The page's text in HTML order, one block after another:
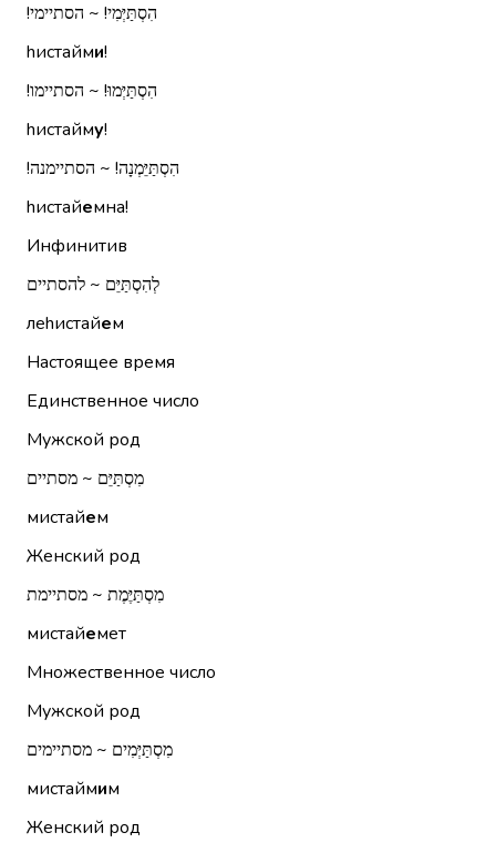
הִסְתַּיְּמִי!‏ ~ הסתיימי!‏
hистайми!
הִסְתַּיְּמוּ!‏ ~ הסתיימו!‏
hистайму!
הִסְתַּיֵּמְנָה!‏ ~ הסתיימנה!‏
hистайемна!
Инфинитив
לְהִסְתַּיֵּם ~ להסתיים
леhистайем
Настоящее время
Единственное число
Мужской род
מִסְתַּיֵּם ~ מסתיים
мистайем
Женский род
מִסְתַּיֶּמֶת ~ מסתיימת
мистайемет
Множественное число
Мужской род
מִסְתַּיְּמִים ~ מסתיימים
мистаймим
Женский род